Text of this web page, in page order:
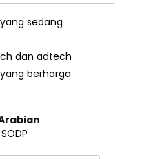
sedang
dan adtech
berharga